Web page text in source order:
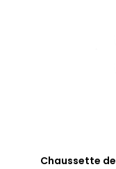
Chaussette de